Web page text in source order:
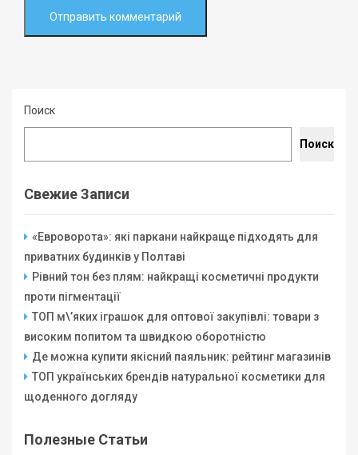
Поиск
Поиск
Свежие Записи
«Евроворота»: які паркани найкраще підходять для
приватних будинків у Полтаві
Рівний тон без плям: найкращі косметичні продукти
проти пігментації
ТОП м\’яких іграшок для оптової закупівлі: товари з
високим попитом та швидкою оборотністю
Де можна купити якісний паяльник: рейтинг магазинів
ТОП українських брендів натуральної косметики для
щоденного догляду
Полезные Статьи